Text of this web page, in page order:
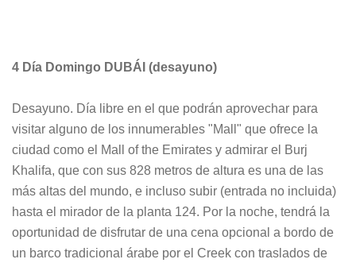
4 Día Domingo DUBÁI (desayuno)
Desayuno. Día libre en el que podrán aprovechar para
visitar alguno de los innumerables "Mall" que ofrece la
ciudad como el Mall of the Emirates y admirar el Burj
Khalifa, que con sus 828 metros de altura es una de las
más altas del mundo, e incluso subir (entrada no incluida)
hasta el mirador de la planta 124. Por la noche, tendrá la
oportunidad de disfrutar de una cena opcional a bordo de
un barco tradicional árabe por el Creek con traslados de